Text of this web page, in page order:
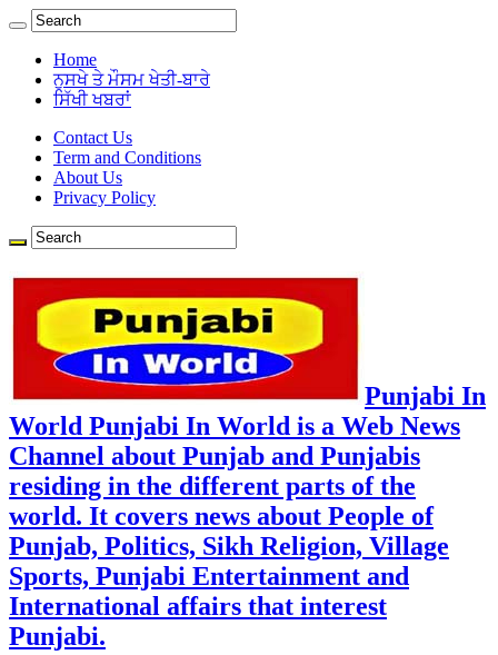
Home
ਨੁਸਖੇ ਤੇ ਮੌਸਮ ਖੇਤੀ-ਬਾਰੇ
ਸਿੱਖੀ ਖਬਰਾਂ
Contact Us
Term and Conditions
About Us
Privacy Policy
Punjabi In
World Punjabi In World is a Web News
Channel about Punjab and Punjabis
residing in the different parts of the
world. It covers news about People of
Punjab, Politics, Sikh Religion, Village
Sports, Punjabi Entertainment and
International affairs that interest
Punjabi.